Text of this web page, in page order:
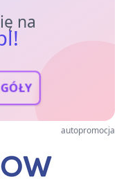
na
autopromocja